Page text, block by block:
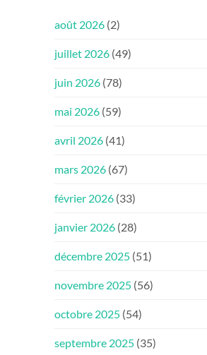
août 2026 (2)
juillet 2026 (49)
juin 2026 (78)
mai 2026 (59)
avril 2026 (41)
mars 2026 (67)
février 2026 (33)
janvier 2026 (28)
décembre 2025 (51)
novembre 2025 (56)
octobre 2025 (54)
septembre 2025 (35)